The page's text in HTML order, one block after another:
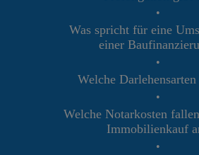
•
Was spricht für eine
einer
•
Welche Darlehensarten
•
Welche Notarkosten
Immobilienkauf
•